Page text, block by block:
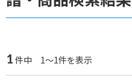
1 件中 1～1件を表示